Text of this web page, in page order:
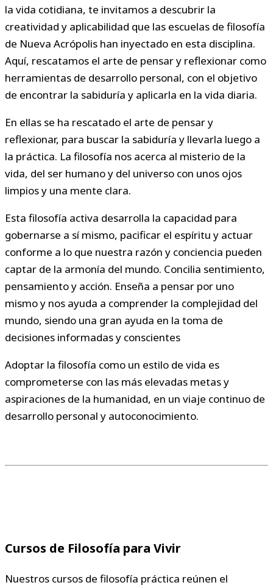
la vida cotidiana, te invitamos a descubrir la
creatividad y aplicabilidad que las escuelas de filosofía
de Nueva Acrópolis han inyectado en esta disciplina.
Aquí, rescatamos el arte de pensar y reflexionar como
herramientas de desarrollo personal, con el objetivo
de encontrar la sabiduría y aplicarla en la vida diaria.
En ellas se ha rescatado el arte de pensar y
reflexionar, para buscar la sabiduría y llevarla luego a
la práctica. La filosofía nos acerca al misterio de la
vida, del ser humano y del universo con unos ojos
limpios y una mente clara.
Esta filosofía activa desarrolla la capacidad para
gobernarse a sí mismo, pacificar el espíritu y actuar
conforme a lo que nuestra razón y conciencia pueden
captar de la armonía del mundo. Concilia sentimiento,
pensamiento y acción. Enseña a pensar por uno
mismo y nos ayuda a comprender la complejidad del
mundo, siendo una gran ayuda en la toma de
decisiones informadas y conscientes
Adoptar la filosofía como un estilo de vida es
comprometerse con las más elevadas metas y
aspiraciones de la humanidad, en un viaje continuo de
desarrollo personal y autoconocimiento.
Cursos de Filosofía para Vivir
Nuestros cursos de filosofía práctica reúnen el